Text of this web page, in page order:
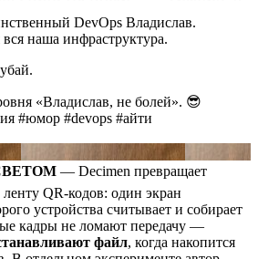
DevOps Владислав.
наша инфраструктура.
«Владислав, не болей». 😎
#юмор #devops #айти
— Decimen превращает
QR-кодов: один экран
устройства считывает и собирает
кадры не ломают передачу —
файл, когда накопится